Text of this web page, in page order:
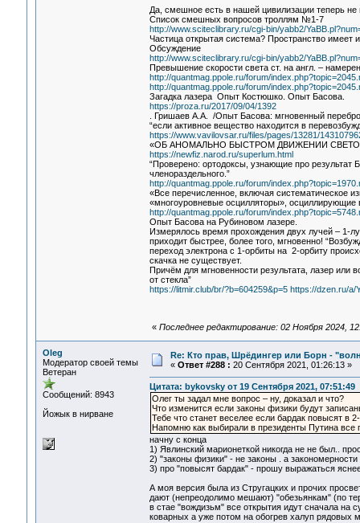
Да, смешное есть в нашей цивилизации теперь не
Список смешных вопросов троллям №1-7
http://www.sciteclibrary.ru/cgi-bin/yabb2/
Частица открытая система? Пространство имеет
Обсуждение
http://www.sciteclibrary.ru/cgi-bin/yabb2/
Превышение скорости света ст. на англ. –
http://quantmag.ppole.ru/forum/
http://quantmag.ppole.ru/forum/
Загадка лазера Опыт Костюшко. Опыт Басова.
https://proza.ru/2017/09/04/1392
. Гришаев А.А. /Опыт Басова: мгновенный
“если активное вещество находится в
https://www.vavilovsar.ru/files/pages/13281/
«ОБ АНОМАЛЬНО БЫСТРОМ ДВИЖЕНИИ
https://newfiz.narod.ru/superlum.html
“Проверено: ортодоксы, узнающие про результат
членораздельного.”
http://quantmag.ppole.ru/forum/
«Все перечисленное, включая систематическое
«многоуровневые осцилляторы», осциллирующие
http://quantmag.ppole.ru/forum/
Опыт Басова на Рубиновом лазере.
Измерялось время прохождения двух лучей – 1-
приходит быстрее, более того, мгновенно!
переход электрона с 1-орбиты на 2-орбиту
скачка не существует.
Причём для мгновенности результата, лазер или
от стекла”
https://litmir.club/br/?b=604259&p=5 https://dzen.ru/a/
« Последнее редактирование: 02 Ноября 2024,
Oleg
Модератор своей темы
Ветеран
Сообщений: 8943
Йожык в нирване
Re: Кто прав, Шрёдингер или Борн -
« Ответ #288 : 20 Сентября 2021, 01:26:13 »
Цитата: bykovsky от 19 Сентября 2021, 07:51:49
Олег ты задал мне вопрос – ну, доказал и что?
Что изменится если законы физики будут
Тебе что станет веселее если бардак повысят в
Напомню как выбирали в президенты Путина все
начну с конца
1) Явлинский марионеткой никогда не не был..
2) "законы физики" - не законы . а закономерности
3) про "повысят бардак" - прошу выражаться
А моя версия была из Стругацких и прочих
дают (непреодолимо мешают) "обезьянкам" (по
в стае "вождизьм" все открытия идут сначала
коварных а уже потом на обогрев халуп рядовых